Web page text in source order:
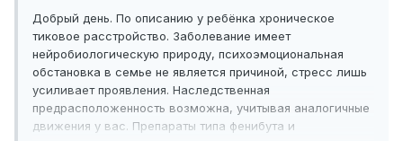
Добрый день. По описанию у ребёнка хроническое
тиковое расстройство. Заболевание имеет
нейробиологическую природу, психоэмоциональная
обстановка в семье не является причиной, стресс лишь
усиливает проявления. Наследственная
предрасположенность возможна, учитывая аналогичные
движения у вас. Препараты типа фенибута и